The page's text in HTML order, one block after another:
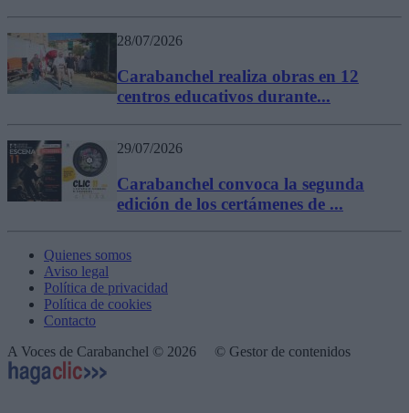
28/07/2026
Carabanchel realiza obras en 12
centros educativos durante...
29/07/2026
Carabanchel convoca la segunda
edición de los certámenes de ...
Quienes somos
Aviso legal
Política de privacidad
Política de cookies
Contacto
A Voces de Carabanchel © 2026 © Gestor de contenidos